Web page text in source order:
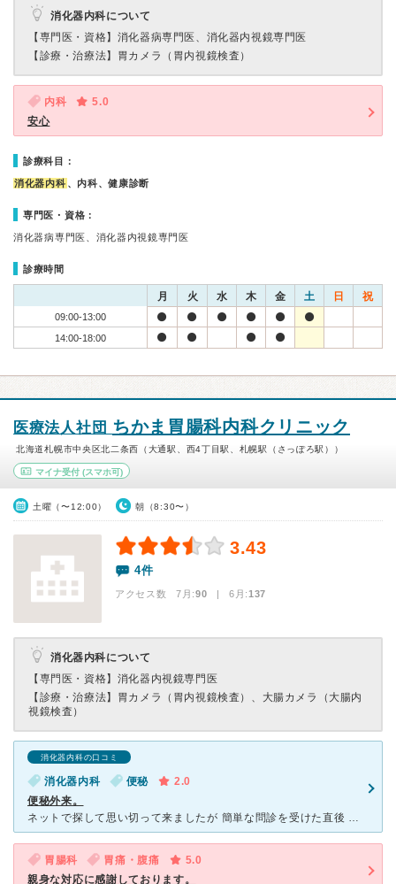
消化器内科について
【専門医・資格】 消化器病専門医、消化器内視鏡専門医
【診療・治療法】 胃カメラ（胃内視鏡検査）
内科
5.0
安心
診療科目：
消化器内科 、内科、健康診断
専門医・資格：
消化器病専門医、消化器内視鏡専門医
診療時間
月 火 水 木 金 土 日 祝
09:00-13:00
14:00-18:00
医療法人社団 ちかま胃腸科内科クリニック
北海道札幌市中央区北二条西（大通駅、西4丁目駅、札幌駅（さっぽろ駅））
マイナ受付 (スマホ可)
土曜（〜12:00） 朝（8:30〜）
3.43
4件
アクセス数 7月:90 | 6月:137
消化器内科について
【専門医・資格】 消化器内視鏡専門医
【診療・治療法】 胃カメラ（胃内視鏡検査）、大腸カメラ（大腸内
視鏡検査）
消化器内科の口コミ
消化器内科 便秘
2.0
便秘外来。
ネットで探して思い切って来ましたが 簡単な問診を受けた直後 規則正しい生活をするように。下剤出しておきます。 ↑これで終わりました。はーあ？？？涙 トボトボと受付に行き、私の落胆を
胃腸科 胃痛・腹痛
5.0
親身な対応に感謝しております。